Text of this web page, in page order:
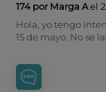
174 por Marga Ael
Hola, yo tengo
15 de mayo. No se